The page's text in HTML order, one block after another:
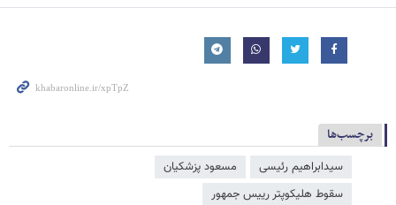
برچسب‌ها
سیدابراهیم رئیسی
مسعود پزشکیان
سقوط هلیکوپتر رییس جمهور